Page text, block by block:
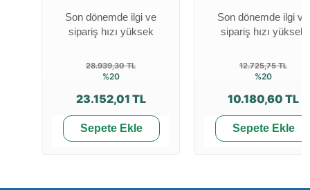
Son dönemde ilgi ve
sipariş hızı yüksek
28.939,30 TL
%20
23.152,01 TL
Sepete Ekle
Son dönemde ilgi ve
sipariş hızı yüksek
12.725,75 TL
%20
10.180,60 TL
Sepete Ekle